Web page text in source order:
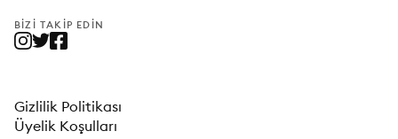
BIZI TAKIP EDIN
Gizlilik Politikası
Üyelik Koşulları